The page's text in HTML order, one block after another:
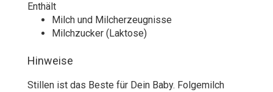
Enthält
Milch und Milcherzeugnisse
Milchzucker (Laktose)
Hinweise
Stillen ist das Beste für Dein Baby. Folgemilch